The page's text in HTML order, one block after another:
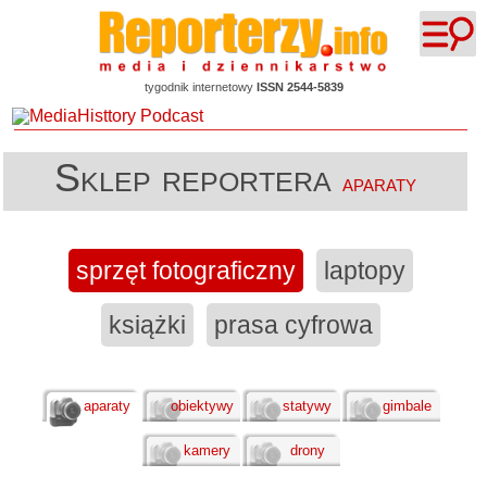
tygodnik internetowy ISSN 2544-5839
Sklep reporteraaparaty
sprzęt fotograficzny
laptopy
książki
prasa cyfrowa
aparaty obiektywy statywy gimbale
kamery drony